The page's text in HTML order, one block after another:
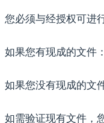
您必须与经授权可进
如果您有现成的文件
如果您没有现成的文
如需验证现有文件，